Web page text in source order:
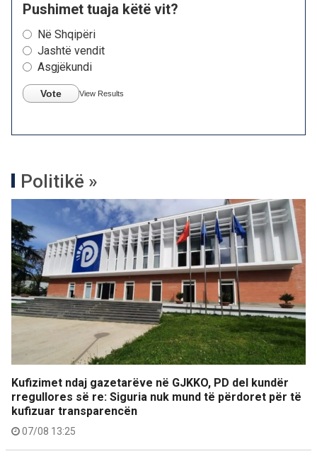
Pushimet tuaja këtë vit?
Në Shqipëri
Jashtë vendit
Asgjëkundi
Vote View Results
Politikë »
Kufizimet ndaj gazetarëve në GJKKO, PD del kundër
rregullores së re: Siguria nuk mund të përdoret për të
kufizuar transparencën
07/08 13:25